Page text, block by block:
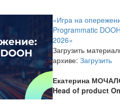
«Игра на
Programmatic
2026»
Загрузить
архиве: Загрузить
Екатерина
Head of product